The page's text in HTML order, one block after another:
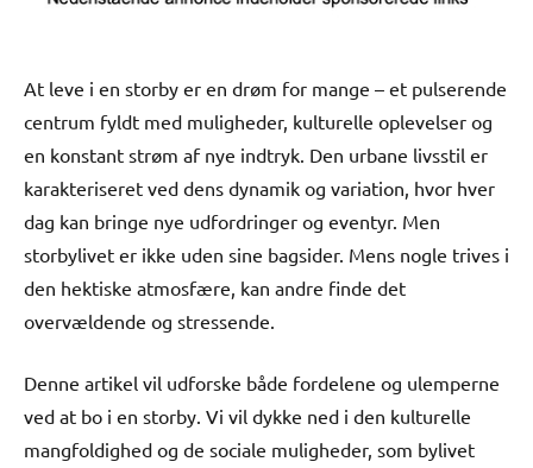
At leve i en storby er en drøm for mange – et pulserende
centrum fyldt med muligheder, kulturelle oplevelser og
en konstant strøm af nye indtryk. Den urbane livsstil er
karakteriseret ved dens dynamik og variation, hvor hver
dag kan bringe nye udfordringer og eventyr. Men
storbylivet er ikke uden sine bagsider. Mens nogle trives i
den hektiske atmosfære, kan andre finde det
overvældende og stressende.
Denne artikel vil udforske både fordelene og ulemperne
ved at bo i en storby. Vi vil dykke ned i den kulturelle
mangfoldighed og de sociale muligheder, som bylivet